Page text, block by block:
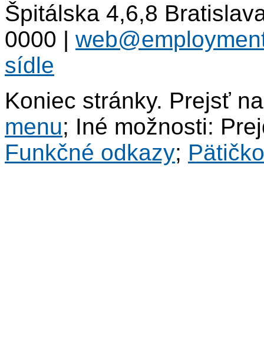
Špitálska 4,6,8
0000 |
sídle
Koniec stránky. Prejsť
menu; Iné možnosti:
Funkčné odkazy;